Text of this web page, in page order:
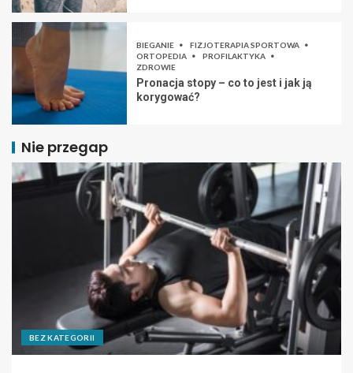
BIEGANIE
FIZJOTERAPIA SPORTOWA
ORTOPEDIA
PROFILAKTYKA
ZDROWIE
Pronacja stopy – co to jest i jak ją
korygować?
Nie przegap
BEZ KATEGORII